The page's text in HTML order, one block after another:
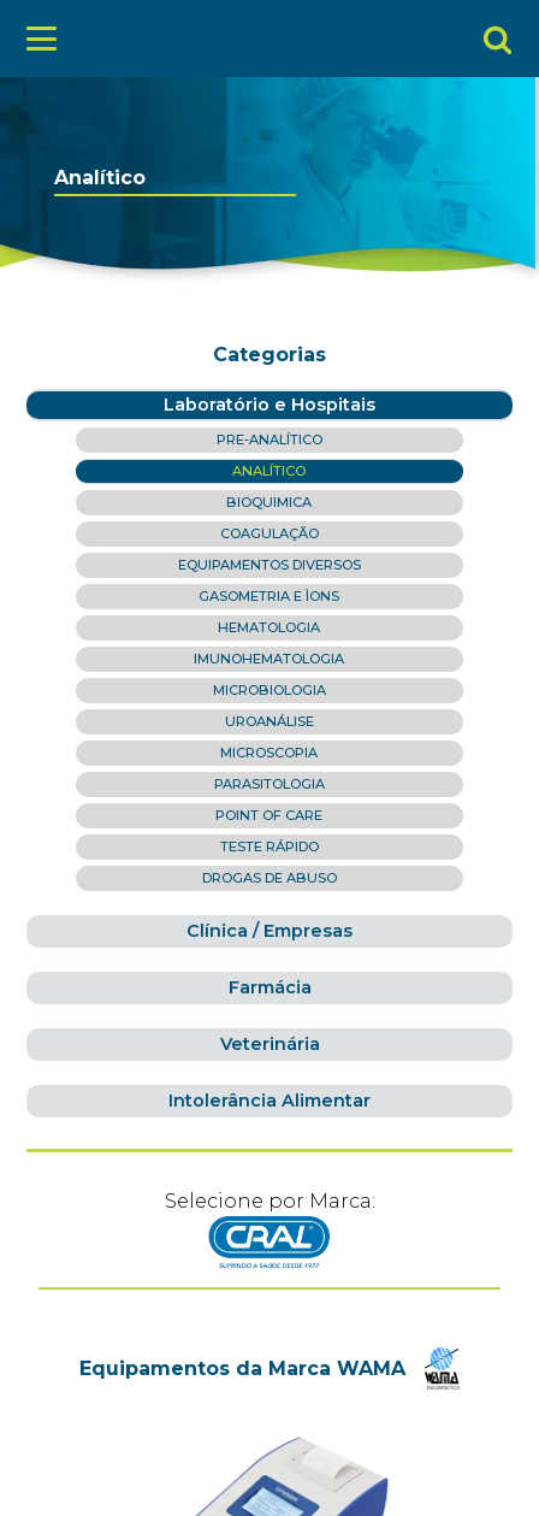
Analítico
Categorias
Laboratório e Hospitais
PRE-ANALÍTICO
ANALÍTICO
BIOQUIMICA
COAGULAÇÃO
EQUIPAMENTOS DIVERSOS
GASOMETRIA E ÌONS
HEMATOLOGIA
IMUNOHEMATOLOGIA
MICROBIOLOGIA
UROANÁLISE
MICROSCOPIA
PARASITOLOGIA
POINT OF CARE
TESTE RÁPIDO
DROGAS DE ABUSO
Clínica / Empresas
Farmácia
Veterinária
Intolerância Alimentar
Selecione por Marca:
Equipamentos da Marca WAMA